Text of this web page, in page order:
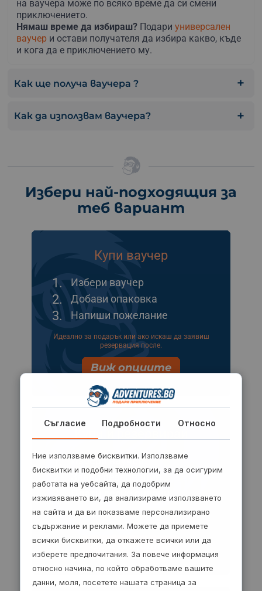
на ваучера може по всяко време да си смени
приключението.
Нямаш време да избираш? Подари универсален
ваучер и остави получателя да избира какво, къде
и кога да е приключението му.
Как ще получа ваучера ?
Как да използвам ваучера?
Избери най-подходящия за
теб вариант
Купи ваучер
1. Избери ваучер
2. Добави опаковка
3. Напиши пожелание
Идеално за подарък или ако искаш да заявиш
резервация после.
Виж опциите
1. Избери ваучер
2. Заяви резервация
3.
Ще видиш следващите стъпки за
потвърждаване на резервацията.
Виж опциите
Съгласие Подробности Относно
Ние използваме бисквитки. Използваме
бисквитки и подобни технологии, за да осигурим
работата на уебсайта, да подобрим
изживяването ви, да анализираме използването
на сайта и да ви показваме персонализирано
съдържание и реклами. Можете да приемете
всички бисквитки, да откажете всички или да
изберете предпочитания. За повече информация
относно начина, по който обработваме вашите
данни, моля, посетете нашата страница за